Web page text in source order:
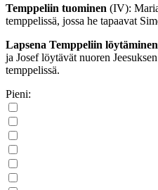
Temppeliin tuominen (IV):
temppelissä, jossa he tapaavat
Lapsena Temppeliin löytäminen
ja Josef löytävät nuoren
temppelissä.
Pieni: